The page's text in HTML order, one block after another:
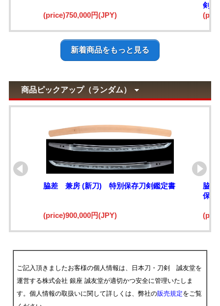
(price)750,000円(JPY)
剣
新着商品をもっと見る
商品ピックアップ（ランダム）
脇差 兼房 (新刀) 特別保存刀剣鑑定書
(price)900,000円(JPY)
脇指
保存
ご記入頂きましたお客様の個人情報は、日本刀・刀剣 誠友堂を
運営する株式会社 銀座 誠友堂が適切かつ安全に管理いたしま
す。個人情報の取扱いに関して詳しくは、弊社の販売規定をご覧